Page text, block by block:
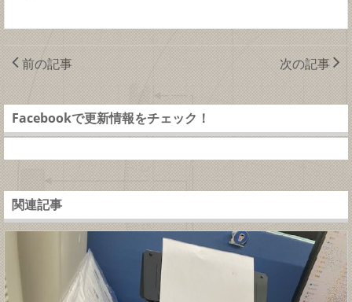
前の記事 次の記事
Facebookで更新情報をチェック！
関連記事